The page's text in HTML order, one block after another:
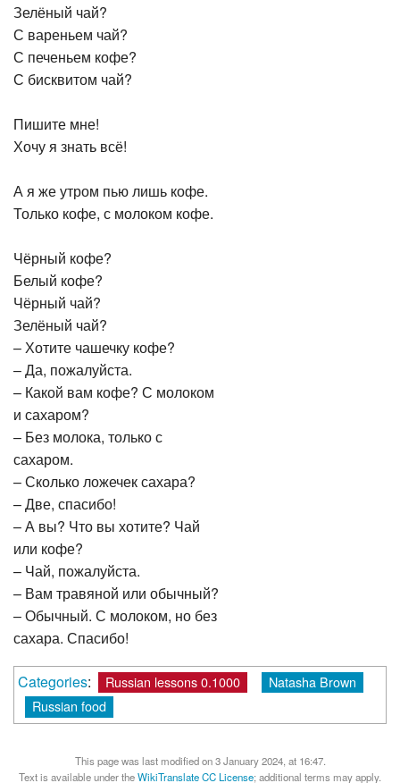
Зелёный чай?
С вареньем чай?
С печеньем кофе?
С бисквитом чай?
Пишите мне!
Хочу я знать всё!
А я же утром пью лишь кофе.
Только кофе, с молоком кофе.
Чёрный кофе?
Белый кофе?
Чёрный чай?
Зелёный чай?
– Хотите чашечку кофе?
– Да, пожалуйста.
– Какой вам кофе? С молоком
и сахаром?
– Без молока, только с
сахаром.
– Сколько ложечек сахара?
– Две, спасибо!
– А вы? Что вы хотите? Чай
или кофе?
– Чай, пожалуйста.
– Вам травяной или обычный?
– Обычный. С молоком, но без
сахара. Спасибо!
Categories: Russian lessons 0.1000
Natasha Brown
Russian food
This page was last modified on 3 January 2024, at 16:47.
Text is available under theWikiTranslate CC License; additional terms may apply.